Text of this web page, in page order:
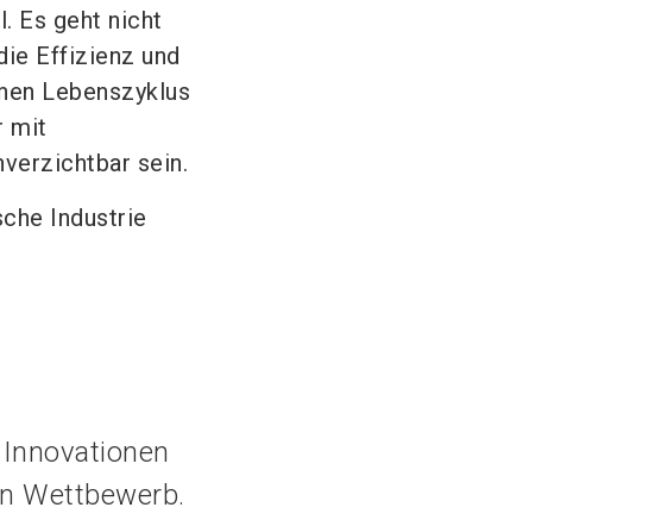
Es geht nicht
Effizienz und
Lebenszyklus
mit
sein.
Industrie
Wettbewerb.